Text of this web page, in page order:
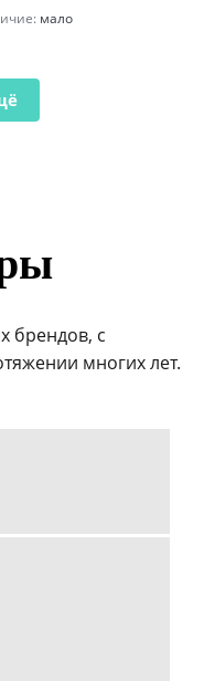
мало
брендов, с
многих лет.